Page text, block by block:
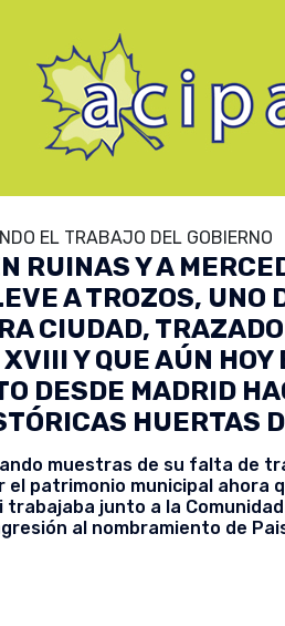
EL TRABAJO DEL GOBIERNO
RUINAS Y A
A TROZOS, UNO
CIUDAD,
Y QUE AÚN HOY
DESDE MADRID
HUERTAS
muestras de su falta de
el patrimonio municipal ahora
trabajaba junto a la
al nombramiento de